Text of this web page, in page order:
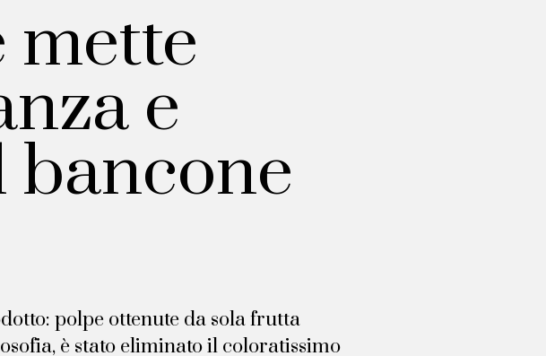
mette
e
bancone
polpe ottenute da sola frutta
è stato eliminato il coloratissimo